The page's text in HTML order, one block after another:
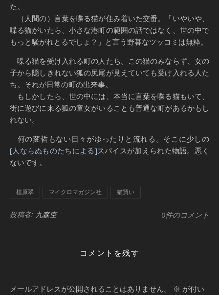
た。
（人間の）言葉を喋る猫が住み着いた交番。「いやいや、
喋る猫がいたら、小さな港町の範囲の話ではなく、世の中で
もっと騒がれとるでしょ？」と言う野暮なツッコミは無粋。
喋る猫を受け入れる町の人たち。この猫のみならず、女の
子から隠しきれない狐の尻尾が見えていても受け入れる人た
ち。それが日常の町の出来事。
もしかしたら、世の中には、本当に言葉を喋る猫もいて、
街に遊びに来る狐の童女がいることも普通な町があるかもし
れない。
何の変哲もない日々がゆったりと流れる。そこに少しの
[人ならぬものたちによる]スパイスが加えられた物語。悪く
ないです。
植原翠 マイクロマガジン社 猫買い
投稿者: 九森空 0件のコメント
コメントを残す
メールアドレスが公開されることはありません。 ※ が付い